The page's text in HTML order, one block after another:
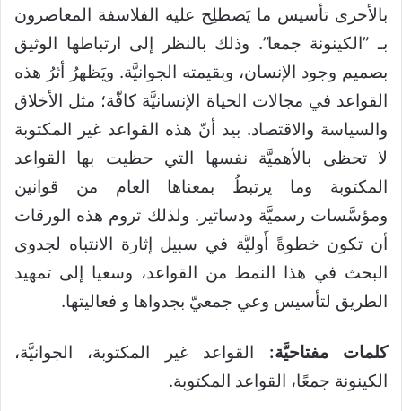
بالأحرى تأسيس ما يَصطلِح عليه الفلاسفة المعاصرون
بـ ”الكينونة جمعا”. وذلك بالنظر إلى ارتباطها الوثيق
بصميم وجود الإنسان، وبقيمته الجوانيَّة. ويَظهرُ أثرُ هذه
القواعد في مجالات الحياة الإنسانيَّة كافّة؛ مثل الأخلاق
والسياسة والاقتصاد. بيد أنّ هذه القواعد غير المكتوبة
لا تحظى بالأهميَّة نفسها التي حظيت بها القواعد
المكتوبة وما يرتبطُ بمعناها العام من قوانين
ومؤسَّسات رسميَّة ودساتير. ولذلك تروم هذه الورقات
أن تكون خطوةً أَوليَّة في سبيل إثارة الانتباه لجدوى
البحث في هذا النمط من القواعد، وسعيا إلى تمهيد
الطريق لتأسيس وعي جمعيّ بجدواها و فعاليتها.
كلمات مفتاحيَّة: القواعد غير المكتوبة، الجوانيَّة،
الكينونة جمعًا، القواعد المكتوبة.